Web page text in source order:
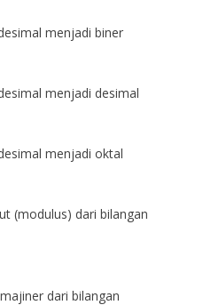
menjadi biner
menjadi desimal
menjadi oktal
(modulus) dari bilangan
dari bilangan